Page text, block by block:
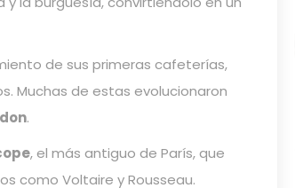
de sus primeras cafeterías,
Muchas de estas evolucionaron
.
, el más antiguo de París, que
como Voltaire y Rousseau.